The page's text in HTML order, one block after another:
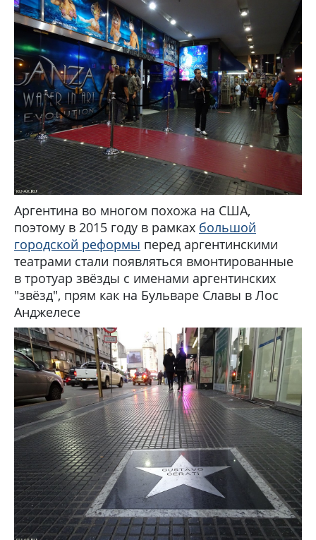
Аргентина во многом похожа на США,
поэтому в 2015 году в рамках большой
городской реформы перед аргентинскими
театрами стали появляться вмонтированные
в тротуар звёзды с именами аргентинских
"звёзд", прям как на Бульваре Славы в Лос
Анджелесе